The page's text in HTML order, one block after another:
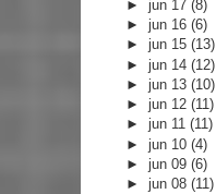
►jun 17(8)
►jun 16(6)
►jun 15(13)
►jun 14(12)
►jun 13(10)
►jun 12(11)
►jun 11(11)
►jun 10(4)
►jun 09(6)
►jun 08(11)